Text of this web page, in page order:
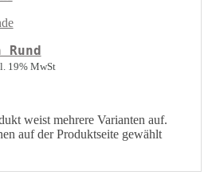
19% MwSt
weist mehrere Varianten auf.
auf der Produktseite gewählt